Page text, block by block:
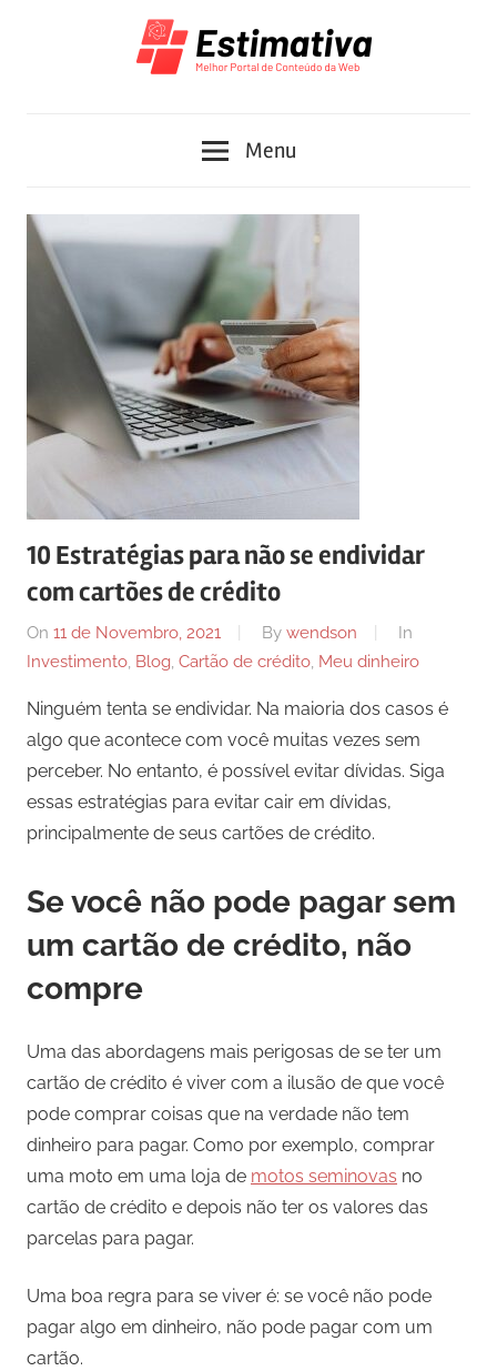
da
Web
2
Menu
10 Estratégias para não se endividar
com cartões de crédito
On 11 de Novembro, 2021 By wendson
In
Investimento, Blog, Cartão de crédito, Meu dinheiro
Ninguém tenta se endividar. Na maioria dos casos é
algo que acontece com você muitas vezes sem
perceber. No entanto, é possível evitar dívidas. Siga
essas estratégias para evitar cair em dívidas,
principalmente de seus cartões de crédito.
Se você não pode pagar sem
um cartão de crédito, não
compre
Uma das abordagens mais perigosas de se ter um
cartão de crédito é viver com a ilusão de que você
pode comprar coisas que na verdade não tem
dinheiro para pagar. Como por exemplo, comprar
uma moto em uma loja de motos seminovas no
cartão de crédito e depois não ter os valores das
parcelas para pagar.
Uma boa regra para se viver é: se você não pode
pagar algo em dinheiro, não pode pagar com um
cartão.